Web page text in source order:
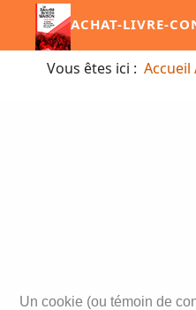
ACHAT-LIVRE-
Vous êtes ici : Accueil
Un cookie (ou témoin de